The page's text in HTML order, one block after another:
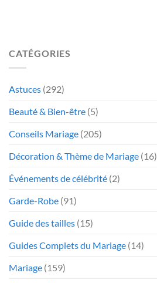
CATÉGORIES
Astuces (292)
Beauté & Bien-être (5)
Conseils Mariage (205)
Décoration & Thème de Mariage (16)
Événements de célébrité (2)
Garde-Robe (91)
Guide des tailles (15)
Guides Complets du Mariage (14)
Mariage (159)